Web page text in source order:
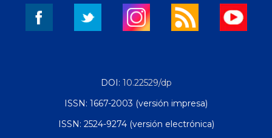
DOI: 10.22529/dp
ISSN: 1667-2003 (versión impresa)
ISSN: 2524-9274 (versión electrónica)